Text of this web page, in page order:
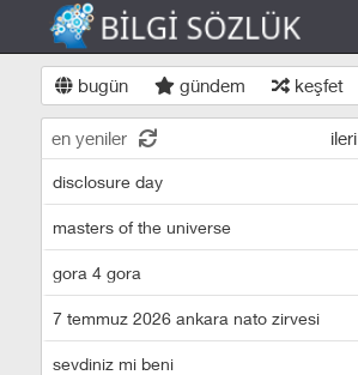
bugün gündem keşfet
en yeniler ileri
disclosure day
masters of the universe
gora 4 gora
7 temmuz 2026 ankara nato zirvesi
sevdiniz mi beni